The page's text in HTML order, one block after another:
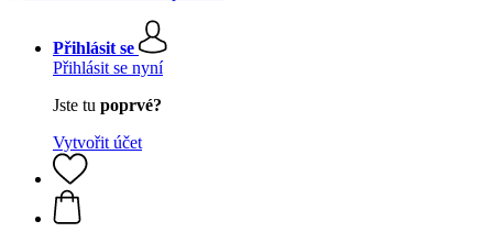
Přihlásit se
Přihlásit se nyní
Jste tu poprvé?
Vytvořit účet